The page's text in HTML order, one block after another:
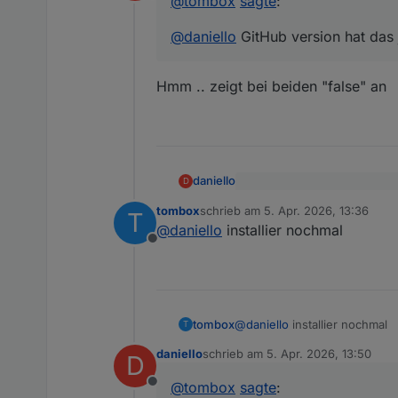
Offline
@daniello GitHub version hat
Hmm .. zeigt bei beiden "false" an
D daniello
@daniello GitHub version
Hmm .. zeigt bei beiden
T
Offline
tomboxschrieb am 5. Apr. 2026, 13:36
zuletzt editiert von
@daniello installier nochmal
T tombox@daniello installier nochmal
D
Offline
danielloschrieb am 5. Apr. 2026, 13:50
zuletzt editiert von
@tombox sagte: